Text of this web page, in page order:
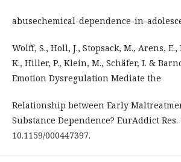
abusechemical-dependence-in-
Wolff, S., Holl, J., Stopsack, M., Arens, E.,
K., Hiller, P., Klein, M., Schäfer, I. &
Emotion Dysregulation Mediate the
Relationship between Early
Substance Dependence? EurAddict Res.
10.1159/000447397.